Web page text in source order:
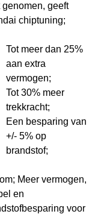
genomen, geeft
chiptuning;
Tot meer dan 25%
aan extra
vermogen;
Tot 30% meer
trekkracht;
Een besparing van
+/- 5% op
brandstof;
Meer vermogen,
en
voor